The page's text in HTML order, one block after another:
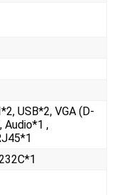
USB*2, VGA (D-
Audio*1 ,